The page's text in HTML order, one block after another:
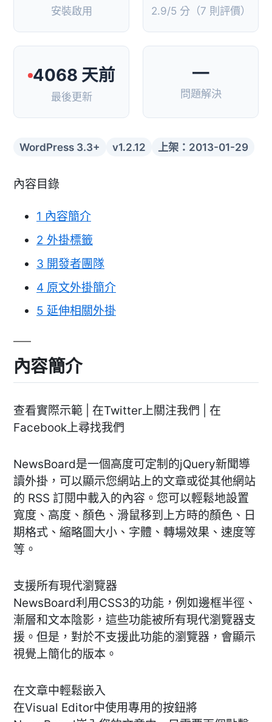
安裝啟用 2.9/5 分（7 則評價）
4068 天前
最後更新
—
問題解決
WordPress 3.3+ v1.2.12 上架：2013-01-29
內容目錄
1 內容簡介
2 外掛標籤
3 開發者團隊
4 原文外掛簡介
5 延伸相關外掛
內容簡介
查看實際示範 | 在Twitter上關注我們 | 在
Facebook上尋找我們
NewsBoard是一個高度可定制的jQuery新聞導
讀外掛，可以顯示您網站上的文章或從其他網站
的 RSS 訂閱中載入的內容。您可以輕鬆地設置
寬度、高度、顏色、滑鼠移到上方時的顏色、日
期格式、縮略圖大小、字體、轉場效果、速度等
等。
支援所有現代瀏覽器
NewsBoard利用CSS3的功能，例如邊框半徑、
漸層和文本陰影，這些功能被所有現代瀏覽器支
援。但是，對於不支援此功能的瀏覽器，會顯示
視覺上簡化的版本。
在文章中輕鬆嵌入
在Visual Editor中使用專用的按鈕將